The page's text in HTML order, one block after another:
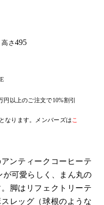
さ495
以上のご注文で10%割引
なります。メンバーズはこ
ンティークコーヒーテ
が可愛らしく、まん丸の
脚はリフェクトリーテ
レッグ（球根のような